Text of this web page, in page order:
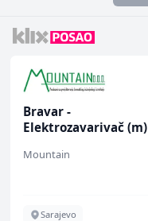
Bravar -
Elektrozavarivač (m)
Mountain
Sarajevo